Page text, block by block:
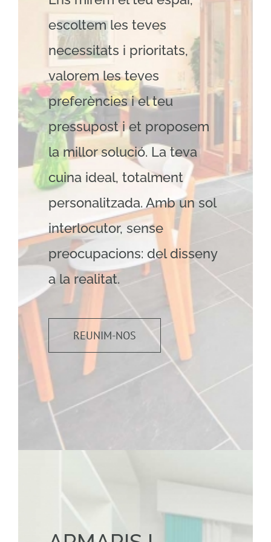
escoltem les teves
necessitats i prioritats,
valorem les teves
preferències i el teu
pressupost i et proposem
la millor solució. La teva
cuina ideal, totalment
personalitzada. Amb un sol
interlocutor, sense
preocupacions: del disseny
a la realitat.
REUNIM-NOS